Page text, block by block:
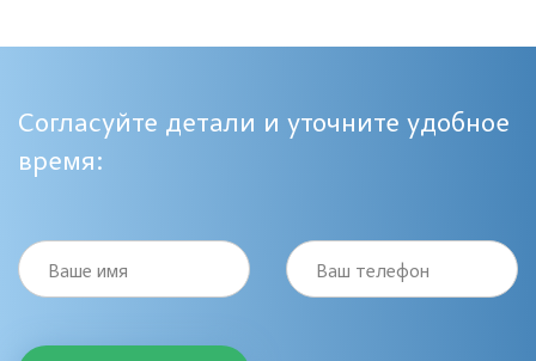
Согласуйте детали и уточните удобное
время:
Ваше имя Ваш телефон